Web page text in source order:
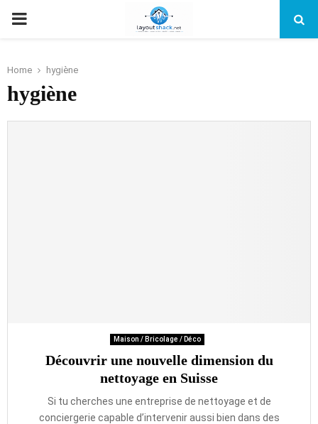
PRIMARY
Home hygiène
hygiène
Maison / Bricolage / Déco
Découvrir une nouvelle dimension du
nettoyage en Suisse
Si tu cherches une entreprise de nettoyage et de
conciergerie capable d’intervenir aussi bien dans des